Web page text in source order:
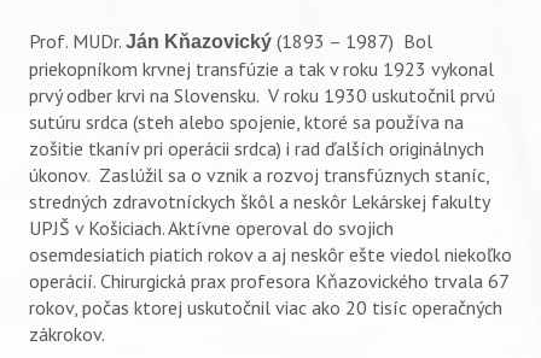
Prof. MUDr. Ján Kňazovický (1893 – 1987) Bol
priekopníkom krvnej transfúzie a tak v roku 1923 vykonal
prvý odber krvi na Slovensku. V roku 1930 uskutočnil prvú
sutúru srdca (steh alebo spojenie, ktoré sa používa na
zošitie tkanív pri operácii srdca) i rad ďalších originálnych
úkonov. Zaslúžil sa o vznik a rozvoj transfúznych staníc,
stredných zdravotníckych škôl a neskôr Lekárskej fakulty
UPJŠ v Košiciach. Aktívne operoval do svojich
osemdesiatich piatich rokov a aj neskôr ešte viedol niekoľko
operácií. Chirurgická prax profesora Kňazovického trvala 67
rokov, počas ktorej uskutočnil viac ako 20 tisíc operačných
zákrokov.